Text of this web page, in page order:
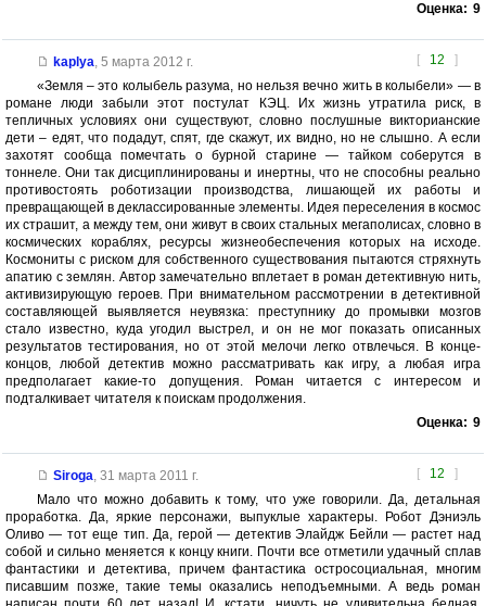
Оценка: 9
[ 12 ]
kaplya, 5 марта 2012 г.
«Земля – это колыбель разума, но нельзя вечно жить в колыбели» — в
романе люди забыли этот постулат КЭЦ. Их жизнь утратила риск, в
тепличных условиях они существуют, словно послушные викторианские
дети – едят, что подадут, спят, где скажут, их видно, но не слышно. А если
захотят сообща помечтать о бурной старине — тайком соберутся в
тоннеле. Они так дисциплинированы и инертны, что не способны реально
противостоять роботизации производства, лишающей их работы и
превращающей в деклассированные элементы. Идея переселения в космос
их страшит, а между тем, они живут в своих стальных мегаполисах, словно в
космических кораблях, ресурсы жизнеобеспечения которых на исходе.
Космониты с риском для собственного существования пытаются стряхнуть
апатию с землян. Автор замечательно вплетает в роман детективную нить,
активизирующую героев. При внимательном рассмотрении в детективной
составляющей выявляется неувязка: преступнику до промывки мозгов
стало известно, куда угодил выстрел, и он не мог показать описанных
результатов тестирования, но от этой мелочи легко отвлечься. В конце-
концов, любой детектив можно рассматривать как игру, а любая игра
предполагает какие-то допущения. Роман читается с интересом и
подталкивает читателя к поискам продолжения.
Оценка: 9
[ 12 ]
Siroga, 31 марта 2011 г.
Мало что можно добавить к тому, что уже говорили. Да, детальная
проработка. Да, яркие персонажи, выпуклые характеры. Робот Дэниэль
Оливо — тот еще тип. Да, герой — детектив Элайдж Бейли — растет над
собой и сильно меняется к концу книги. Почти все отметили удачный сплав
фантастики и детектива, причем фантастика остросоциальная, многим
писавшим позже, такие темы оказались неподъемными. А ведь роман